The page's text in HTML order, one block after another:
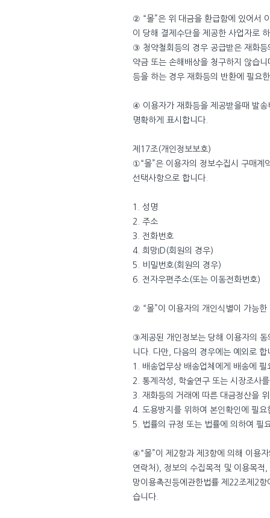
② “몰”은 위 대금을 환급함에 있어서
이 당해 결제수단을 제공한 사업자로
③ 청약철회등의 경우 공급받은 재화등
약금 또는 손해배상을 청구하지 않습
등을 하는 경우 재화등의 반환에 필요
④ 이용자가 재화등을 제공받을때 발송
명확하게 표시합니다.
제17조(개인정보보호)
①“몰”은 이용자의 정보수집시 구매계
선택사항으로 합니다.
1. 성명
2. 주소
3. 전화번호
4. 희망ID(회원의 경우)
5. 비밀번호(회원의 경우)
6. 전자우편주소(또는 이동전화번호)
② “몰”이 이용자의 개인식별이 가능
③제공된 개인정보는 당해 이용자의
니다. 다만, 다음의 경우에는 예외로 합
1. 배송업무상 배송업체에게 배송에
2. 통계작성, 학술연구 또는 시장조사
3. 재화등의 거래에 따른 대금정산을
4. 도용방지를 위하여 본인확인에 필요
5. 법률의 규정 또는 법률에 의하여 필
④“몰”이 제2항과 제3항에 의해 이용
연락처), 정보의 수집목적 및 이용목
망이용촉진등에관한법률 제22조제2
습니다.